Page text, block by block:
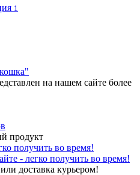
1
на нашем сайте более
продукт
- легко получить во время!
доставка курьером!